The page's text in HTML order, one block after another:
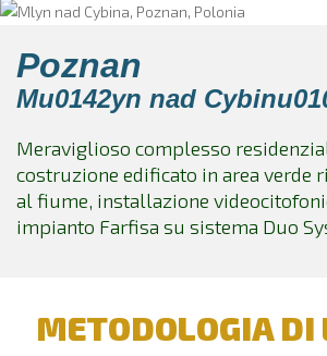
Poznan
Mu0142yn nad
Meraviglioso complesso
costruzione edificato in area verde
al fiume, installazione
impianto Farfisa su sistema Duo
METODOLOGIA DI